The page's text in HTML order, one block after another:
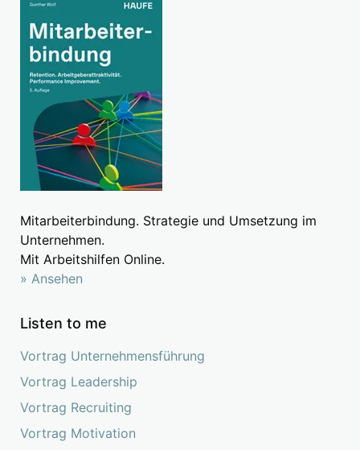
Mitarbeiterbindung. Strategie und Umsetzung im
Unternehmen.
Mit Arbeitshilfen Online.
» Ansehen
Listen to me
Vortrag Unternehmensführung
Vortrag Leadership
Vortrag Recruiting
Vortrag Motivation